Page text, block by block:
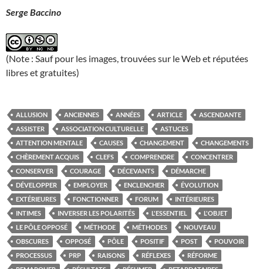
Serge Baccino
(Note : Sauf pour les images, trouvées sur le Web et réputées
libres et gratuites)
ALLUSION ANCIENNES ANNÉES ARTICLE
ASCENDANTE
ASSISTER
ASSOCIATION CULTURELLE
ASTUCES
ATTENTION MENTALE
CAUSES CHANGEMENT
CHANGEMENTS
CHÈREMENT ACQUIS
CLEFS COMPRENDRE
CONCENTRER
CONSERVER
COURAGE DÉCEVANTS
DÉMARCHE
DÉVELOPPER
EMPLOYER ENCLENCHER
ÉVOLUTION
EXTÉRIEURES
FONCTIONNER FORUM
INTÉRIEURES
INTIMES
INVERSER LES POLARITÉS L'ESSENTIEL
L'OBJET
LE PÔLE OPPOSÉ
MÉTHODE MÉTHODES
NOUVEAU
OBSCURES
OPPOSÉ PÔLE POSITIF POST
POUVOIR
PROCESSUS
PRP RAISONS RÉFLEXES
RÉFORME